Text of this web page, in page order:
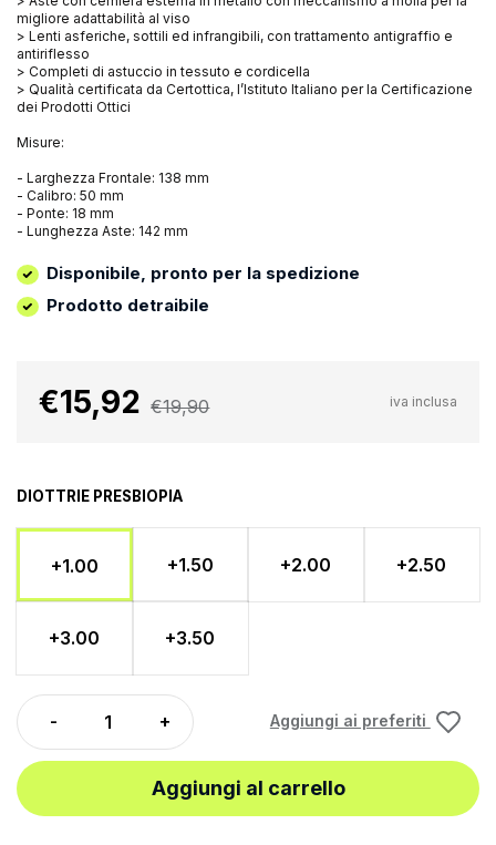
migliore adattabilità al viso
> Lenti asferiche, sottili ed infrangibili, con trattamento antigraffio e
antiriflesso
> Completi di astuccio in tessuto e cordicella
> Qualità certificata da Certottica, l’Istituto Italiano per la Certificazione
dei Prodotti Ottici
Misure:
- Larghezza Frontale: 138 mm
- Calibro: 50 mm
- Ponte: 18 mm
- Lunghezza Aste: 142 mm
Disponibile, pronto per la spedizione
Prodotto detraibile
€15,92 €19,90 iva inclusa
DIOTTRIE PRESBIOPIA
+1.00 +1.50 +2.00 +2.50
+3.00 +3.50
Aggiungi ai preferiti
Aggiungi al carrello